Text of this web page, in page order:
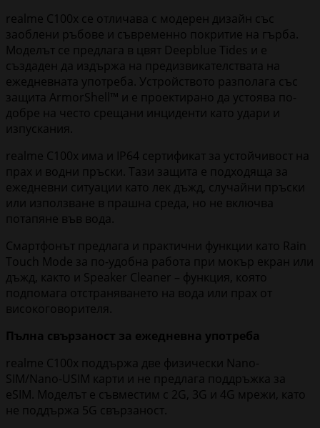
realme C100x се отличава с модерен дизайн със
заоблени ръбове и съвременно покритие на гърба.
Моделът се предлага в цвят Deepblue Tides и е
създаден да издържа на предизвикателствата на
ежедневната употреба. Устройството разполага със
защита ArmorShell™ и е проектирано да устоява по-
добре на често срещани инциденти като удари и
изпускания.
realme C100x има и IP64 сертификат за устойчивост на
прах и водни пръски. Тази защита е подходяща за
ежедневни ситуации като лек дъжд, случайни пръски
или използване в прашна среда, но не включва
потапяне във вода.
Смартфонът предлага и практични функции като Rain
Touch Mode за по-удобна работа при мокър екран или
дъжд, както и Speaker Cleaner – функция, която
подпомага отстраняването на вода или прах от
високоговорителя.
Пълна свързаност за ежедневна употреба
realme C100x поддържа две физически Nano-
SIM/Nano-USIM карти и не предлага поддръжка за
eSIM. Моделът е съвместим с 2G, 3G и 4G мрежи, като
не поддържа 5G свързаност.